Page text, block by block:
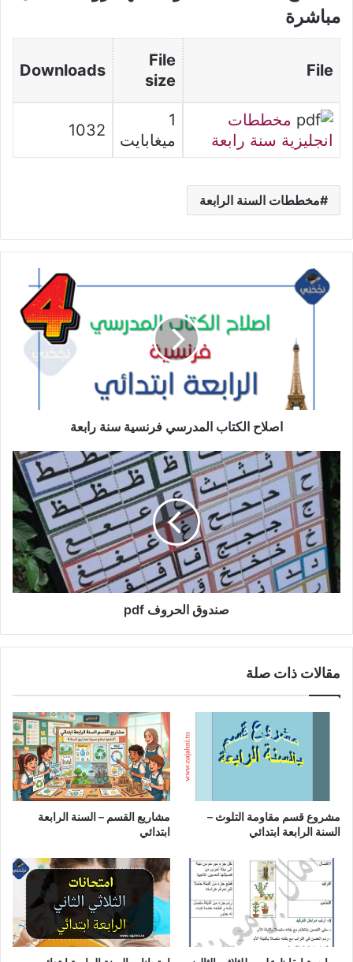
مباشرة
File
File
size
Downloads
مخططات
انجليزية سنة رابعة
1
ميغابايت
1032
مخططات السنة الرابعة
اصلاح
الكتاب
المدرسي
اصلاح الكتاب المدرسي فرنسية سنة رابعة
صندوق
الحروف
pdf
صندوق الحروف pdf
مقالات ذات صلة
مشروع قسم مقاومة التلوث –
السنة الرابعة ابتدائي
مشاريع القسم – السنة الرابعة
ابتدائي